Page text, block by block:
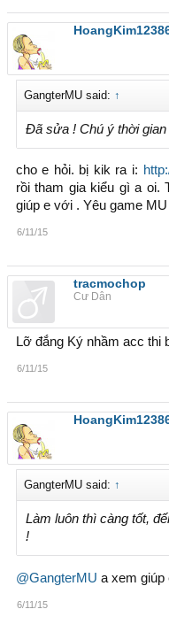
GangterMU said: ↑
Đã sửa ! Chú ý thời gian
cho e hỏi. bị kik ra i:
rồi tham gia kiểu gì a oi.
giúp e với . Yêu game
6/11/15
tracmochop
Cư Dân
Lỡ đắng Ký nhầm acc thi
6/11/15
GangterMU said: ↑
Làm luôn thì càng tốt,
!
@GangterMU a xem giúp
6/11/15